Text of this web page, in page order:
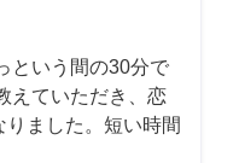
という間の30分で
えていただき、恋
ました。短い時間